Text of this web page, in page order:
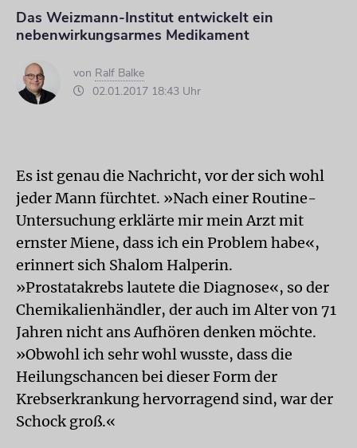
Das Weizmann-Institut entwickelt ein
nebenwirkungsarmes Medikament
von Ralf Balke
02.01.2017 18:43 Uhr
Es ist genau die Nachricht, vor der sich wohl
jeder Mann fürchtet. »Nach einer Routine-
Untersuchung erklärte mir mein Arzt mit
ernster Miene, dass ich ein Problem habe«,
erinnert sich Shalom Halperin.
»Prostatakrebs lautete die Diagnose«, so der
Chemikalienhändler, der auch im Alter von 71
Jahren nicht ans Aufhören denken möchte.
»Obwohl ich sehr wohl wusste, dass die
Heilungschancen bei dieser Form der
Krebserkrankung hervorragend sind, war der
Schock groß.«